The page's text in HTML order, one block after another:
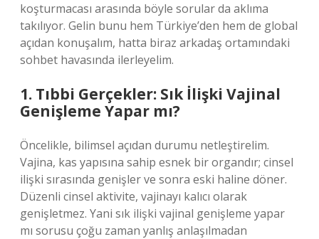
koşturmacası arasında böyle sorular da aklıma
takılıyor. Gelin bunu hem Türkiye’den hem de global
açıdan konuşalım, hatta biraz arkadaş ortamındaki
sohbet havasında ilerleyelim.
1. Tıbbi Gerçekler: Sık İlişki Vajinal
Genişleme Yapar mı?
Öncelikle, bilimsel açıdan durumu netleştirelim.
Vajina, kas yapısına sahip esnek bir organdır; cinsel
ilişki sırasında genişler ve sonra eski haline döner.
Düzenli cinsel aktivite, vajinayı kalıcı olarak
genişletmez. Yani sık ilişki vajinal genişleme yapar
mı sorusu çoğu zaman yanlış anlaşılmadan